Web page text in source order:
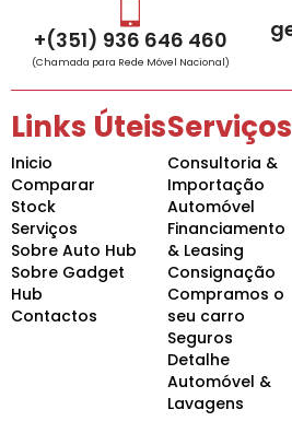
+(351) 936 646 460
(Chamada para Rede Móvel Nacional)
Links Úteis
Inicio
Comparar
Stock
Serviços
Sobre Auto Hub
Sobre Gadget
Hub
Contactos
Serviços
Consultoria &
Importação
Automóvel
Financiamento
& Leasing
Consignação
Compramos o
seu carro
Seguros
Detalhe
Automóvel &
Lavagens